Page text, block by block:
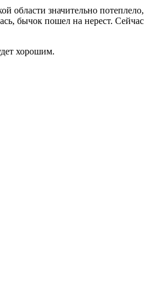
области значительно потеплело,
бычок пошел на нерест. Сейчас
хорошим.